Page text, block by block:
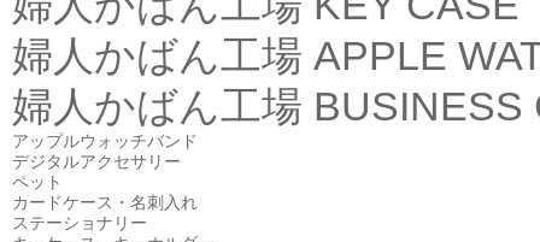
婦人かばん工場 APPLE
婦人かばん工場 BUSINESS
アップルウォッチバンド
デジタルアクセサリー
ペット
カードケース・名刺入れ
ステーショナリー